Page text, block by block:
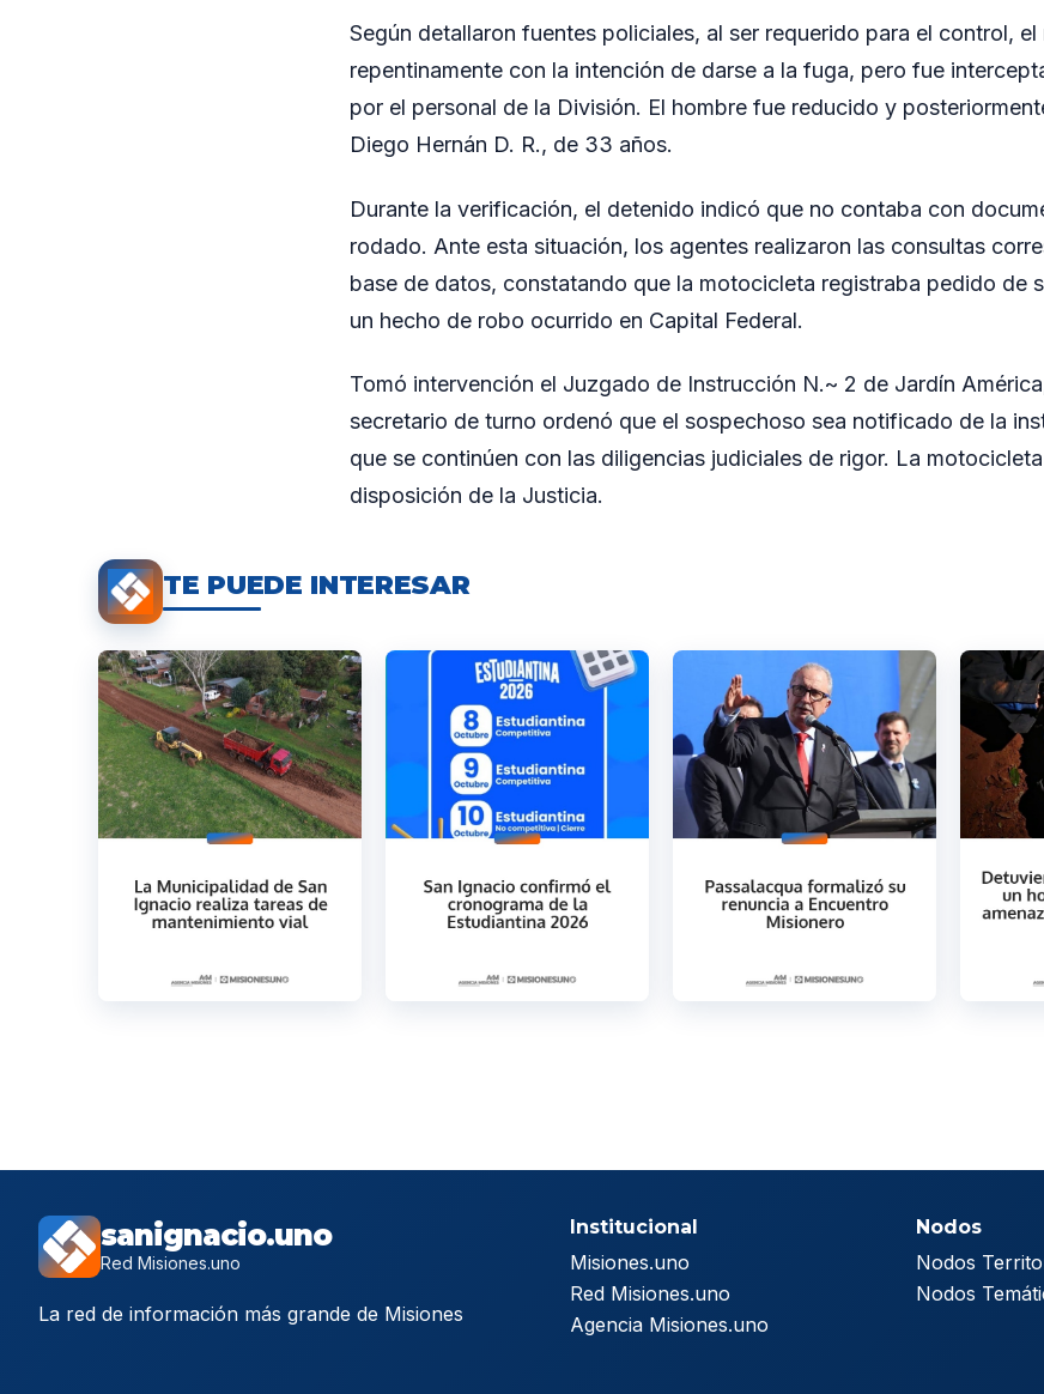
Según detallaron fuentes policiales, al ser requerido para el control,
repentinamente con la intención de darse a la fuga, pero fue
por el personal de la División. El hombre fue reducido y
Diego Hernán D. R., de 33 años.
Durante la verificación, el detenido indicó que no contaba con
rodado. Ante esta situación, los agentes realizaron las consultas
base de datos, constatando que la motocicleta registraba pedido de
un hecho de robo ocurrido en Capital Federal.
Tomó intervención el Juzgado de Instrucción N.~ 2 de Jardín
secretario de turno ordenó que el sospechoso sea notificado de la
que se continúen con las diligencias judiciales de rigor. La
disposición de la Justicia.
TE PUEDE INTERESAR
sanignacio.uno
Red Misiones.uno
La red de información más grande de Misiones
Institucional
Misiones.uno
Red Misiones.uno
Agencia Misiones.uno
Nodos
Nodos
Nodos